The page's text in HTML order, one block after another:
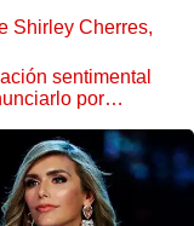
Shirley Cherres,
sentimental
por